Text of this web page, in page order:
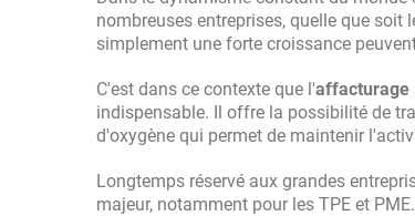
nombreuses entreprises, quelle que
simplement une forte croissance
C'est dans ce contexte que l'affacturage
indispensable. Il offre la possibilité de
d'oxygène qui permet de maintenir
Longtemps réservé aux grandes
majeur, notamment pour les TPE et